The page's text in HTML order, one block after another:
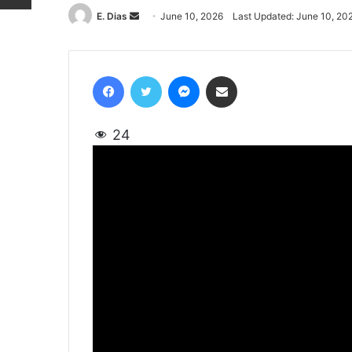
E. Dias
Send
email
June 10, 2026 Last Updated: June 10,
24